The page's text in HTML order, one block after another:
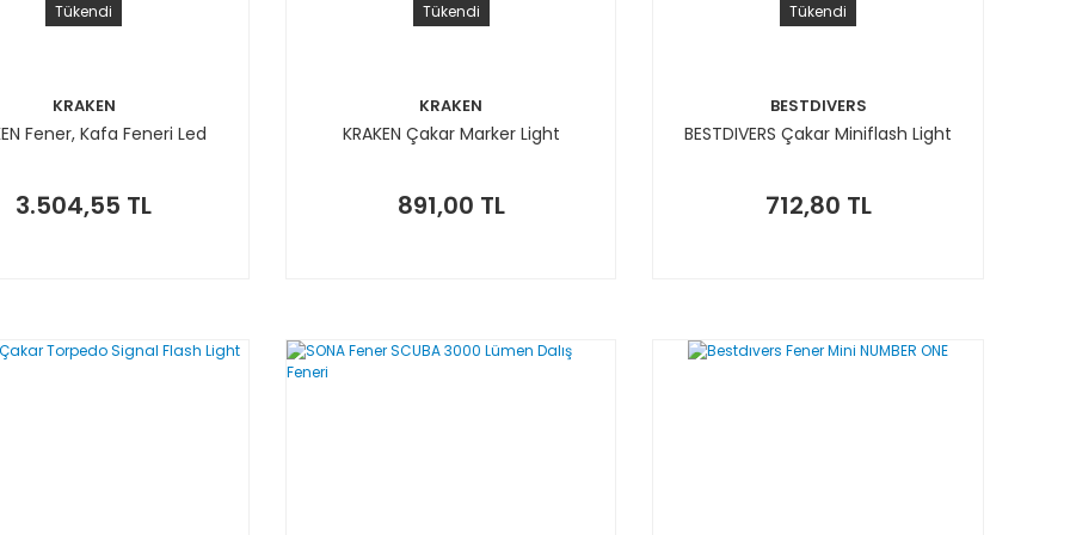
Tükendi
KRAKEN
Fener, Kafa Feneri Led
3.504,55 TL
Tükendi
KRAKEN
KRAKEN Çakar Marker Light
891,00 TL
Tükendi
BESTDIVERS
BESTDIVERS Çakar Miniflash Light
712,80 TL